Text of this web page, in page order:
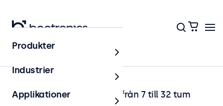
Hem
Bildskärmar för skrivbord från 7 till 32 tum
Produkter
Industrier
Applikationer